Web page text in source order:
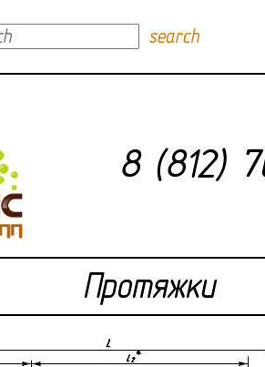
search
8 (812)
Протяжки